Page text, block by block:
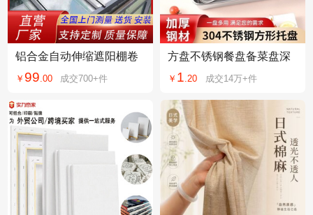
铝合金自动伸缩遮阳棚卷
台
￥ 99 00 成交700+件
方盘不锈钢餐盘备菜盘深
盘盘子家用鱼盘
￥ 1 20 成交14万+件